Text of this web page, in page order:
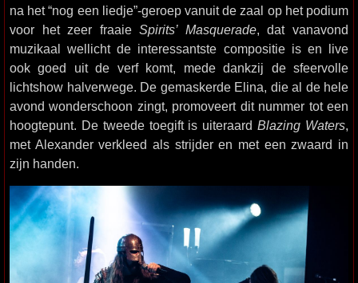
na het “nog een liedje”-geroep vanuit de zaal op het podium
voor het zeer fraaieSpirits’ Masquerade, dat vanavond
muzikaal wellicht de interessantste compositie is en live
ook goed uit de verf komt, mede dankzij de sfeervolle
lichtshow halverwege. De gemaskerde Elina, die al de hele
avond wonderschoon zingt, promoveert dit nummer tot een
hoogtepunt. De tweede toegift is uiteraardBlazing Waters,
met Alexander verkleed als strijder en met een zwaard in
zijn handen.